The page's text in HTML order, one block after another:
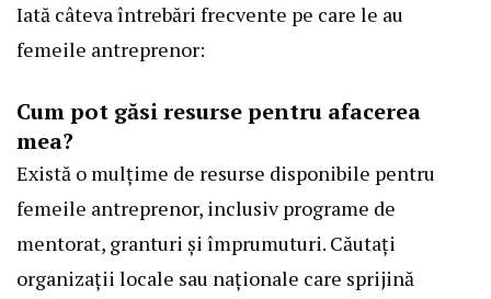
Iată câteva întrebări frecvente pe care le au
femeile antreprenor:
Cum pot găsi resurse pentru afacerea
mea?
Există o mulțime de resurse disponibile pentru
femeile antreprenor, inclusiv programe de
mentorat, granturi și împrumuturi. Căutați
organizații locale sau naționale care sprijină